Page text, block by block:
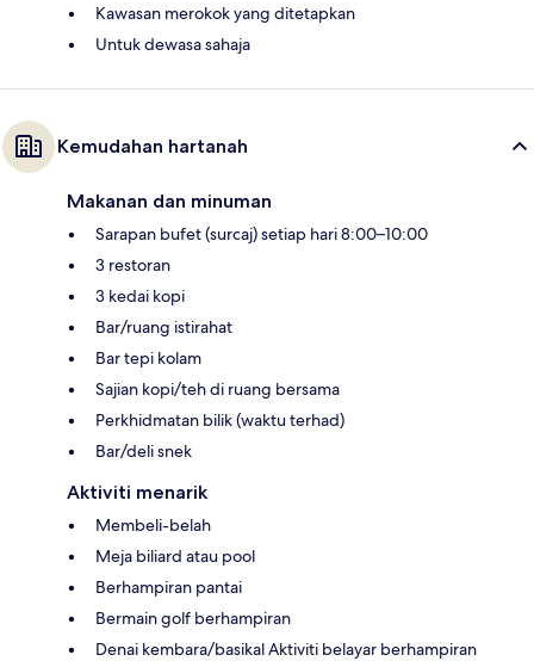
Kawasan merokok yang ditetapkan
Untuk dewasa sahaja
Kemudahan hartanah
Makanan dan minuman
Sarapan bufet (surcaj) setiap hari 8:00–10:00
3 restoran
3 kedai kopi
Bar/ruang istirahat
Bar tepi kolam
Sajian kopi/teh di ruang bersama
Perkhidmatan bilik (waktu terhad)
Bar/deli snek
Aktiviti menarik
Membeli-belah
Meja biliard atau pool
Berhampiran pantai
Bermain golf berhampiran
Denai kembara/basikal Aktiviti belayar berhampiran